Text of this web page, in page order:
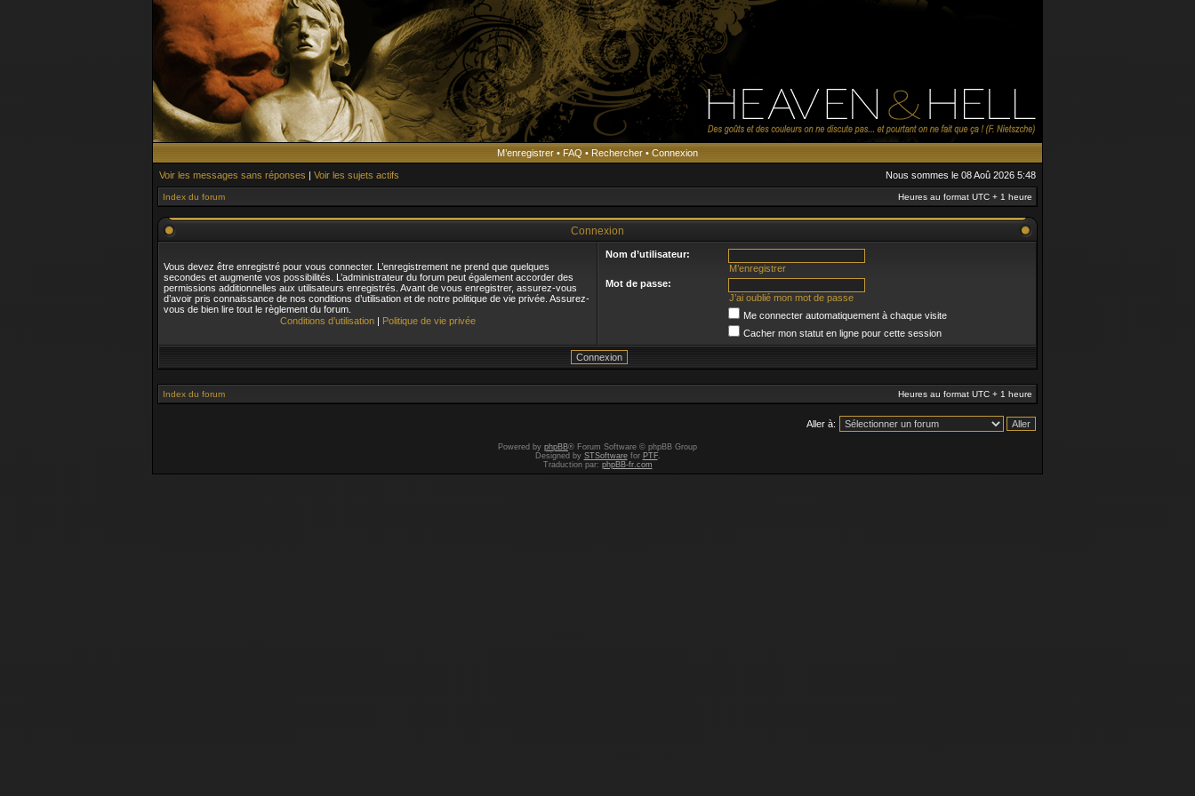
M’enregistrer • FAQ • Rechercher • Connexion
Voir les messages sans réponses | Voir les sujets actifs Nous sommes le 08 Aoû 2026 5:48
Index du forum Heures au format UTC + 1 heure
Connexion
Vous devez être enregistré pour vous connecter. L’enregistrement ne prend que quelques
secondes et augmente vos possibilités. L’administrateur du forum peut également accorder des
permissions additionnelles aux utilisateurs enregistrés. Avant de vous enregistrer, assurez-vous
d’avoir pris connaissance de nos conditions d’utilisation et de notre politique de vie privée. Assurez-
vous de bien lire tout le règlement du forum.
Conditions d’utilisation | Politique de vie privée
Nom d’utilisateur:
M’enregistrer
Mot de passe:
J’ai oublié mon mot de passe
Me connecter automatiquement à chaque visite
Cacher mon statut en ligne pour cette session
Index du forum Heures au format UTC + 1 heure
Aller à:
Powered by phpBB® Forum Software © phpBB Group
Designed by STSoftwarefor PTF.
Traduction par: phpBB-fr.com